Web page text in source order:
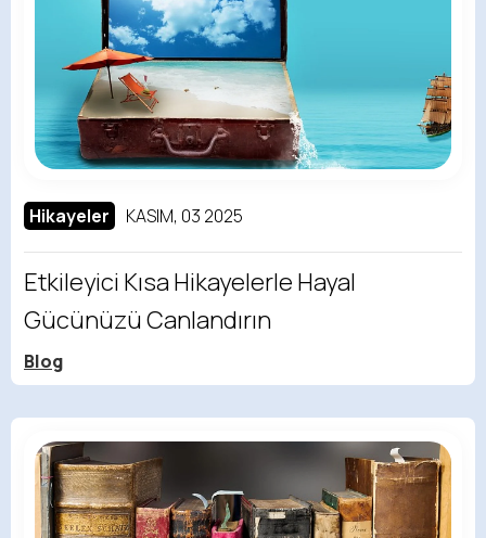
Hikayeler KASIM, 03 2025
Etkileyici Kısa Hikayelerle Hayal
Gücünüzü Canlandırın
Blog